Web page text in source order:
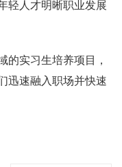
轻人才明晰职业发展
的实习生培养项目，
迅速融入职场并快速